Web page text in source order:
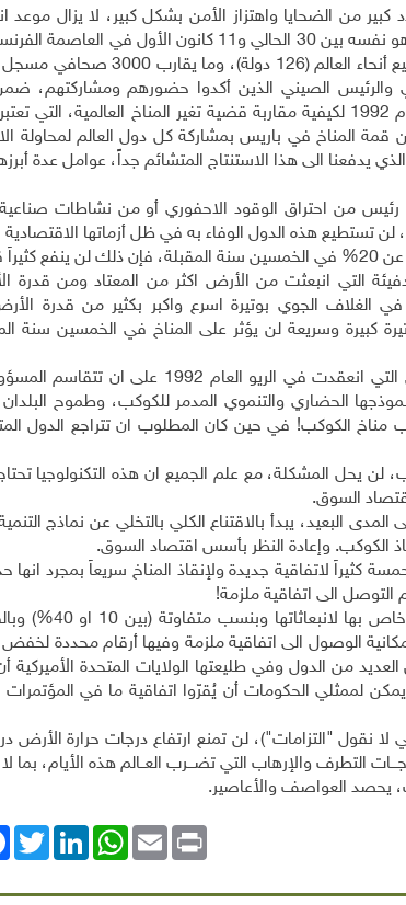
من الضحايا واهتزاز الأمن بشكل كبير، لا يزال موعد
المناخ العالمية (الاجتماع الـ21 للدول الأطراف في اتفاقية تغير المناخ) هو نفسه بين 30 الحالي و11
ولا تزال التوقعات تشير الى مشاركة ما يقارب 40 ألف مشارك من جميع أنحاء
والرئيس الصيني الذين أكدوا حضورهم ومشاركتهم،
فرنسية بمضاعفة الجهود الأمنية المواكبة. من خلال متابعاتنا منذ العام 1992 لكيفية مقاربة قضية تغير المناخ
من قمة المناخ في باريس بمشاركة كل دول العالم لمحاولة
يدفعنا الى هذا الاستنتاج المتشائم جداً، عوامل عدة
رئيس من احتراق الوقود الاحفوري أو من نشاطات
تستطيع هذه الدول الوفاء به في ظل أزماتها الاقتصادية
حتى لو وفت الدول بالتزاماتها ونجحت بتخفيض انبعاثاتها ما لا يقل عن 20% في الخمسين سنة المقبلة، فإن ذلك لن
التي انبعثت من الأرض اكثر من المعتاد ومن قدرة
الغلاف الجوي بوتيرة اسرع واكبر بكثير من قدرة الأرض
كبيرة وسريعة لن يؤثر على المناخ في الخمسين سنة
تعوّدت الدول المشاركة في مؤتمرات تغيّر المناخ منذ قمة الأرض التي انعقدت في الريو
الحضاري والتنموي المدمر للكوكب، وطموح البلدان
الكوكب! في حين كان المطلوب ان تتراجع الدول
لن يحل المشكلة، مع علم الجميع ان هذه التكنولوجيا
السوق.
البعيد، يبدأ بالاقتناع الكلي بالتخلي عن نماذج
الكوكب. وإعادة النظر بأسس اقتصاد السوق.
كثيراً لاتفاقية جديدة ولإنقاذ المناخ سريعاً بمجرد انها
!
إن مجرد طرح أفكار بترك الخيار للدول لكي تعلن
2005)، هو بمثابة تراجع عن إمكانية الوصول الى اتفاقية ملزمة وفيها أرقام محددة
من الدول وفي طليعتها الولايات المتحدة الأميركية
لممثلي الحكومات أن يُقرّوا اتفاقية ما في المؤتمرات
نقول "التزامات")، لن تمنع ارتفاع درجات حرارة الأرض
التطرف والإرهاب التي تضـــرب العــالم هذه الأيام، بما
يحصد العواصف والأعاصير.
LinkedIn
WhatsAppEmail Print